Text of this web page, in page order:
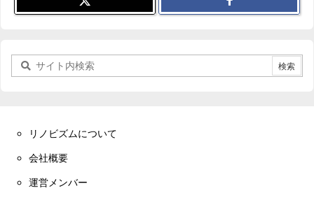
リノビズムについて
会社概要
運営メンバー